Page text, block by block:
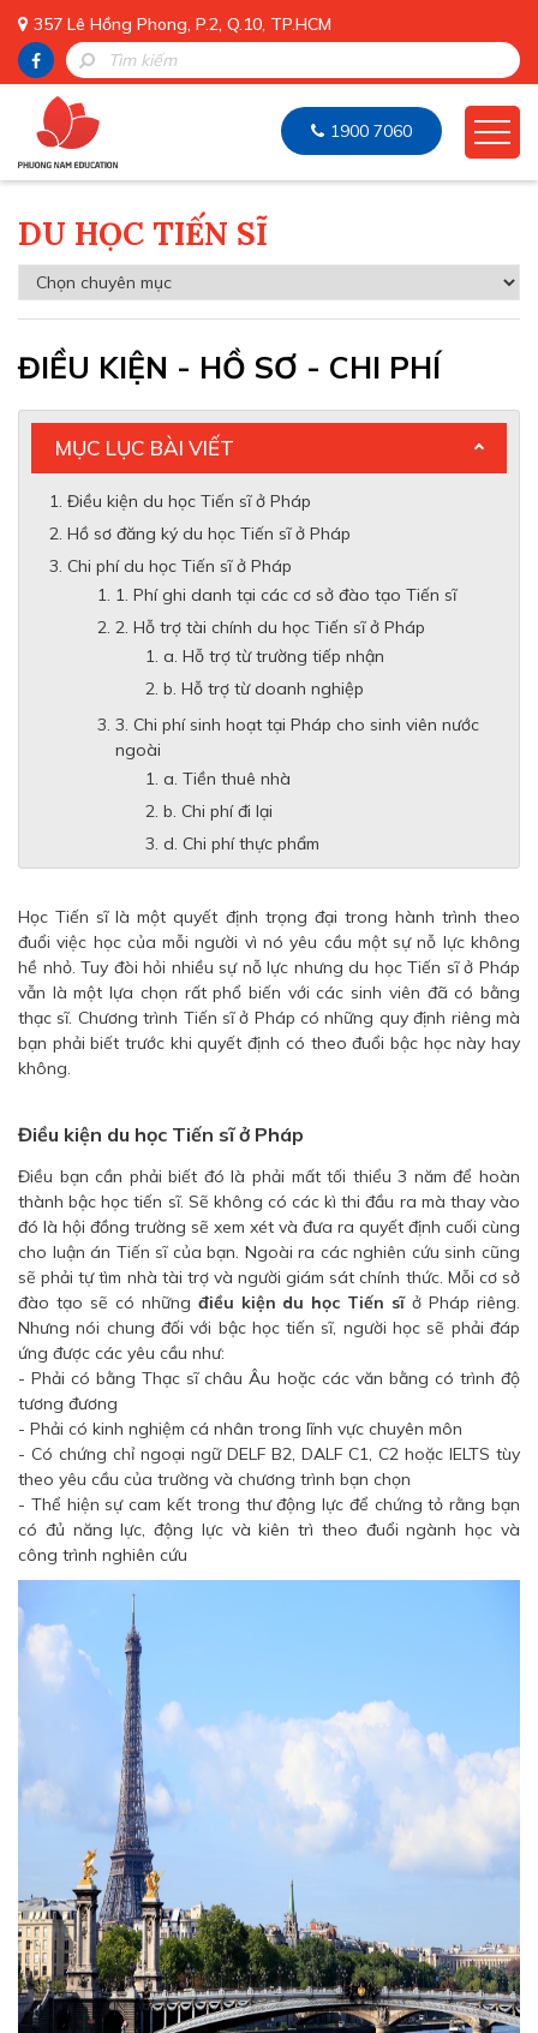
357 Lê Hồng Phong, P.2, Q.10, TP.HCM
1900 7060
DU HỌC TIẾN SĨ
ĐIỀU KIỆN - HỒ SƠ - CHI PHÍ
MỤC LỤC BÀI VIẾT
Điều kiện du học Tiến sĩ ở Pháp
Hồ sơ đăng ký du học Tiến sĩ ở Pháp
Chi phí du học Tiến sĩ ở Pháp
1. Phí ghi danh tại các cơ sở đào tạo Tiến sĩ
2. Hỗ trợ tài chính du học Tiến sĩ ở Pháp
a. Hỗ trợ từ trường tiếp nhận
b. Hỗ trợ từ doanh nghiệp
3. Chi phí sinh hoạt tại Pháp cho sinh viên nước
ngoài
a. Tiền thuê nhà
b. Chi phí đi lại
d. Chi phí thực phẩm
Học Tiến sĩ là một quyết định trọng đại trong hành trình theo
đuổi việc học của mỗi người vì nó yêu cầu một sự nỗ lực không
hề nhỏ. Tuy đòi hỏi nhiều sự nỗ lực nhưng du học Tiến sĩ ở Pháp
vẫn là một lựa chọn rất phổ biến với các sinh viên đã có bằng
thạc sĩ. Chương trình Tiến sĩ ở Pháp có những quy định riêng mà
bạn phải biết trước khi quyết định có theo đuổi bậc học này hay
không.
Điều kiện du học Tiến sĩ ở Pháp
Điều bạn cần phải biết đó là phải mất tối thiểu 3 năm để hoàn
thành bậc học tiến sĩ. Sẽ không có các kì thi đầu ra mà thay vào
đó là hội đồng trường sẽ xem xét và đưa ra quyết định cuối cùng
cho luận án Tiến sĩ của bạn. Ngoài ra các nghiên cứu sinh cũng
sẽ phải tự tìm nhà tài trợ và người giám sát chính thức. Mỗi cơ sở
đào tạo sẽ có những điều kiện du học Tiến sĩở Pháp riêng.
Nhưng nói chung đối với bậc học tiến sĩ, người học sẽ phải đáp
ứng được các yêu cầu như:
- Phải có bằng Thạc sĩ châu Âu hoặc các văn bằng có trình độ
tương đương
- Phải có kinh nghiệm cá nhân trong lĩnh vực chuyên môn
- Có chứng chỉ ngoại ngữ DELF B2, DALF C1, C2 hoặc IELTS tùy
theo yêu cầu của trường và chương trình bạn chọn
- Thể hiện sự cam kết trong thư động lực để chứng tỏ rằng bạn
có đủ năng lực, động lực và kiên trì theo đuổi ngành học và
công trình nghiên cứu